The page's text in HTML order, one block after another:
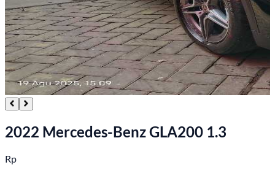
2022 Mercedes-Benz GLA200 1.3
Rp